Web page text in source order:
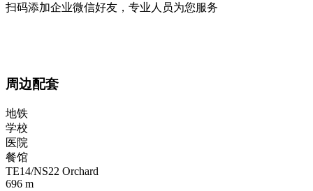
扫码添加企业微信好友，专业人员为您服务
周边配套
地铁
学校
医院
餐馆
TE14/NS22 Orchard
696 m